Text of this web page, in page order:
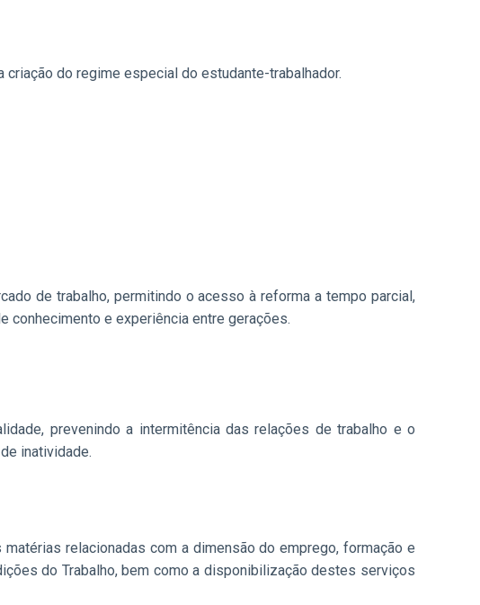
do regime especial do estudante-trabalhador.
de trabalho, permitindo o acesso à reforma a tempo parcial,
conhecimento e experiência entre gerações.
prevenindo a intermitência das relações de trabalho e o
inatividade.
relacionadas com a dimensão do emprego, formação e
do Trabalho, bem como a disponibilização destes serviços